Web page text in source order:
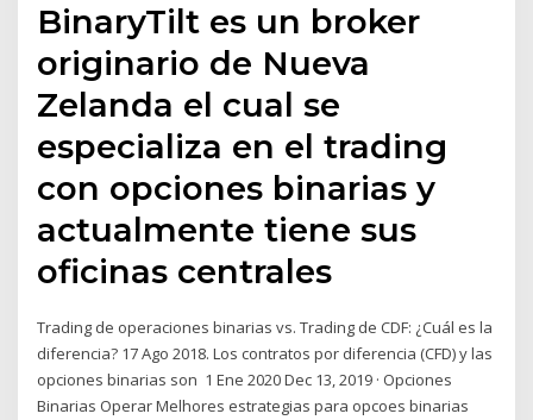
BinaryTilt es un broker
originario de Nueva
Zelanda el cual se
especializa en el trading
con opciones binarias y
actualmente tiene sus
oficinas centrales
Trading de operaciones binarias vs. Trading de CDF: ¿Cuál es la
diferencia? 17 Ago 2018. Los contratos por diferencia (CFD) y las
opciones binarias son 1 Ene 2020 Dec 13, 2019 · Opciones
Binarias Operar Melhores estrategias para opcoes binarias